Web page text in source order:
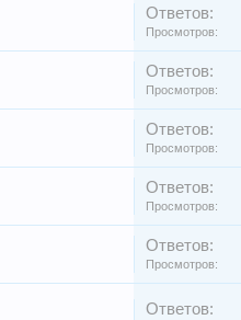
Ответов:
Просмотров:
Ответов:
Просмотров:
Ответов:
Просмотров:
Ответов:
Просмотров:
Ответов:
Просмотров:
Ответов: